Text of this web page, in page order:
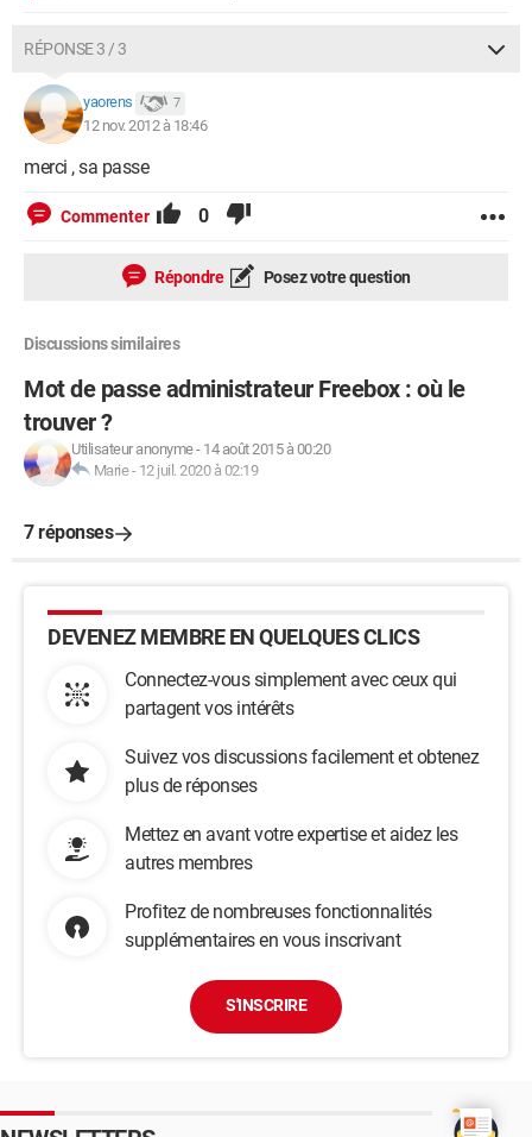
RÉPONSE 3 / 3
yaorens 7
12 nov. 2012 à 18:46
merci , sa passe
Commenter 0
Répondre Posez votre question
Discussions similaires
Mot de passe administrateur Freebox : où le
trouver ?
Utilisateur anonyme- 14 août 2015 à 00:20
Marie- 12 juil. 2020 à 02:19
7 réponses
DEVENEZ MEMBRE EN QUELQUES CLICS
Connectez-vous simplement avec ceux qui
partagent vos intérêts
Suivez vos discussions facilement et obtenez
plus de réponses
Mettez en avant votre expertise et aidez les
autres membres
Profitez de nombreuses fonctionnalités
supplémentaires en vous inscrivant
S'INSCRIRE